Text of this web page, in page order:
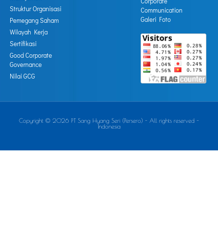
Struktur Organisasi
Pemegang Saham
Wilayah Kerja
Sertifikasi
Good Corporate
Governance
Nilai GCG
Communication
Galeri Foto
Copyright © 2026 PT Sang Hyang Seri (Persero) - All rights reserved -
Indonesia